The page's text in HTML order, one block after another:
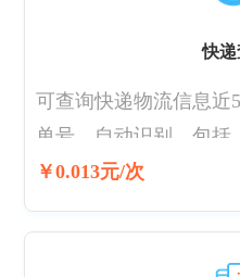
快
可查询快递物流信息近
单号，自动识别，包括
韵达、中通、汇通、
邦、宅急送等几百家快
￥0.013元/次